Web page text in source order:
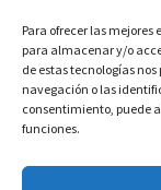
Para ofrecer las
para almacenar y/o
de estas tecnologías
navegación o las
consentimiento, puede
funciones.
limitaciones
tecnológico
LEER MÁS